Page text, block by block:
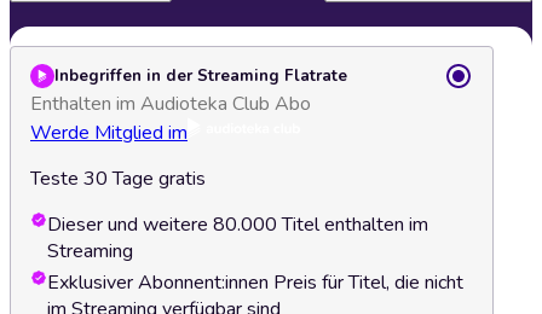
Inbegriffen in der Streaming Flatrate
Enthalten im Audioteka Club Abo
Werde Mitglied im
Teste 30 Tage gratis
Dieser und weitere 80.000 Titel enthalten im
Streaming
Exklusiver Abonnent:innen Preis für Titel, die nicht